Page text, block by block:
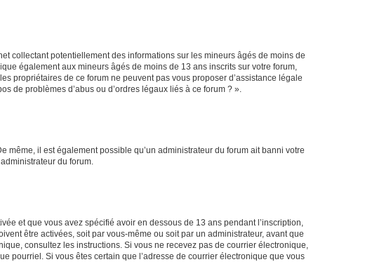
collectant potentiellement des informations sur les mineurs âgés de moins de
également aux mineurs âgés de moins de 13 ans inscrits sur votre forum,
propriétaires de ce forum ne peuvent pas vous proposer d’assistance légale
de problèmes d’abus ou d’ordres légaux liés à ce forum ? ».
même, il est également possible qu’un administrateur du forum ait banni votre
du forum.
et que vous avez spécifié avoir en dessous de 13 ans pendant l’inscription,
être activées, soit par vous-même ou soit par un administrateur, avant que
consultez les instructions. Si vous ne recevez pas de courrier électronique,
pourriel. Si vous êtes certain que l’adresse de courrier électronique que vous